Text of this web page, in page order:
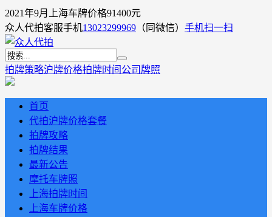
2021年9月上海车牌价格91400元
众人代拍客服手机13023299969 （同微信） 手机扫一扫
拍牌策略沪牌价格拍牌时间 公司牌照
首页
代拍沪牌价格套餐
拍牌攻略
拍牌结果
最新公告
摩托车牌照
上海拍牌时间
上海车牌价格